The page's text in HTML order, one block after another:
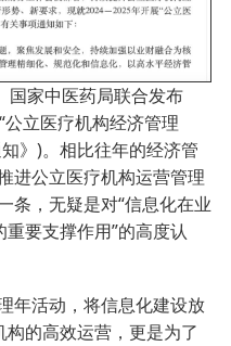
家中医药局联合发布
立医疗机构经济管理
》)。相比往年的经济管
进公立医疗机构运营管理
条，无疑是对“信息化在业
要支撑作用”的高度认
活动，将信息化建设放
的高效运营，更是为了